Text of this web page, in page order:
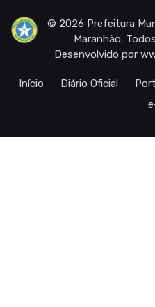
© 2026 Prefeitura
Maranhão.
Desenvolvido por
Início Diário Oficial